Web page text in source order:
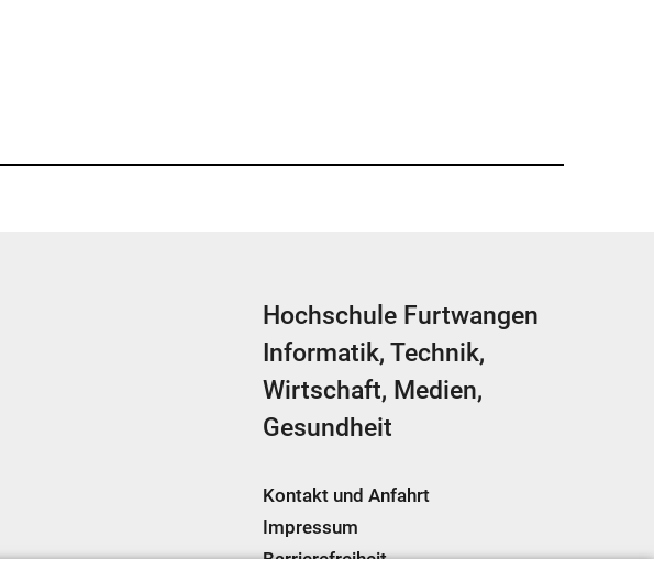
Hochschule Furtwangen
Informatik, Technik,
Wirtschaft, Medien,
Gesundheit
Kontakt und Anfahrt
Impressum
Barrierefreiheit